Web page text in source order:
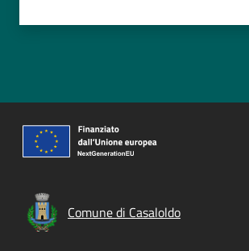
Comune di Casaloldo